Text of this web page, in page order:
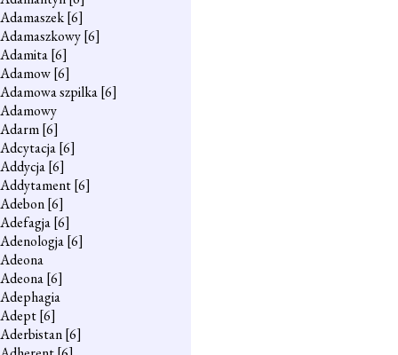
Adamaszek[6]
Adamaszkowy[6]
Adamita[6]
Adamow[6]
Adamowa szpilka[6]
Adamowy
Adarm[6]
Adcytacja[6]
Addycja[6]
Addytament[6]
Adebon[6]
Adefagja[6]
Adenologja[6]
Adeona
Adeona[6]
Adephagia
Adept[6]
Aderbistan[6]